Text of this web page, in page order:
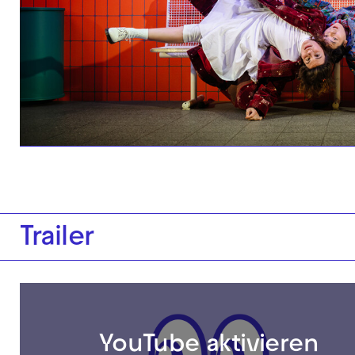
Trailer
YouTube aktivieren